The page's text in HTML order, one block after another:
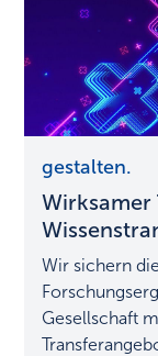
Technologie-
und
Wissenstransfer
gestalten.
Wir sichern
Gesellschaft